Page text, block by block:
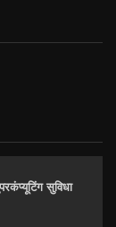
सुविधा